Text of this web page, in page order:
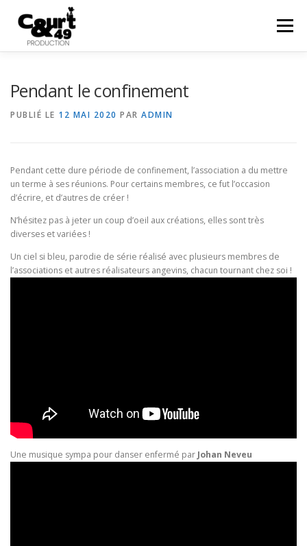
Menu
CONTACT
Pendant le confinement
PUBLIÉ LE 12 MAI 2020 PAR ADMIN
Pendant cette dure période de confinement, l’association a du mettre
un terme à ses réunions. Pour certains membres, ce fut l’occasion
d’écrire, et d’autres de créer !
N’hésitez pas à jeter un coup d’oeil aux créations, elles sont très
diverses et variées !
Un ciel si bleu, parodie de série réalisé avec plusieurs membres de
l’associations et autres réalisateurs angevins, chacun tournant chez soi !
Une musique sympa pour danser enfermé par Johan Neveu